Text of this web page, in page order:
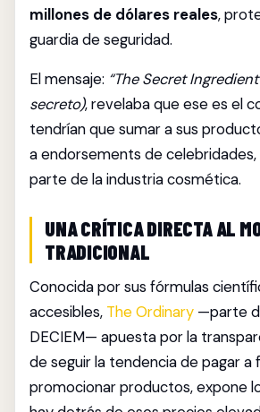
millones de dólares reales,
guardia de seguridad.
El mensaje: “The Secret
secreto), revelaba que ese es el
tendrían que sumar a sus
a endorsements de
parte de la industria cosmética.
UNA CRÍTICA DIRECTA AL
TRADICIONAL
Conocida por sus fórmulas
accesibles, The Ordinary —parte
DECIEM— apuesta por la
de seguir la tendencia de pagar a
promocionar productos, expone